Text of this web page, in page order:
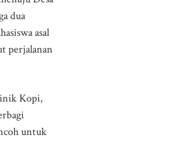
dua
asal
perjalanan
Kopi,
untuk